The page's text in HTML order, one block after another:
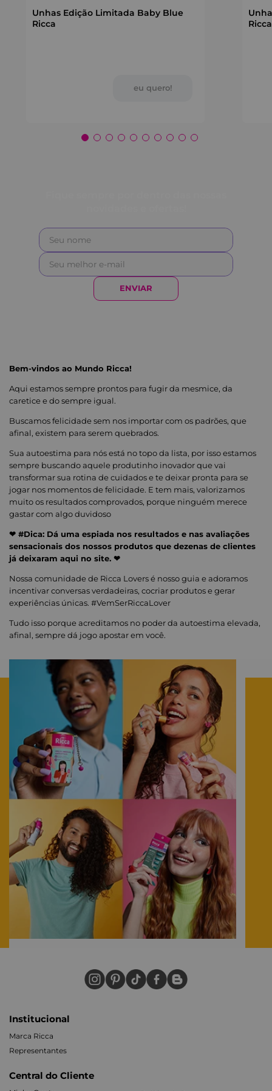
Unhas Edição Limitada Baby Blue
Ricca
Ricca
ENVIAR
Bem-vindos ao Mundo Ricca!
Aqui estamos sempre prontos para fugir da mesmice, da
caretice e do sempre igual.
Buscamos felicidade sem nos importar com os padrões, que
afinal, existem para serem quebrados.
Sua autoestima para nós está no topo da lista, por isso estamos
sempre buscando aquele produtinho inovador que vai
transformar sua rotina de cuidados e te deixar pronta para se
jogar nos momentos de felicidade. E tem mais, valorizamos
muito os resultados comprovados, porque ninguém merece
gastar com algo duvidoso
❤ #Dica: Dá uma espiada nos resultados e nas avaliações
sensacionais dos nossos produtos que dezenas de clientes
já deixaram aqui no site. ❤
Nossa comunidade de Ricca Lovers é nosso guia e adoramos
incentivar conversas verdadeiras, cocriar produtos e gerar
experiências únicas. #VemSerRiccaLover
Tudo isso porque acreditamos no poder da autoestima elevada,
afinal, sempre dá jogo apostar em você.
Institucional
Marca Ricca
Representantes
Central do Cliente